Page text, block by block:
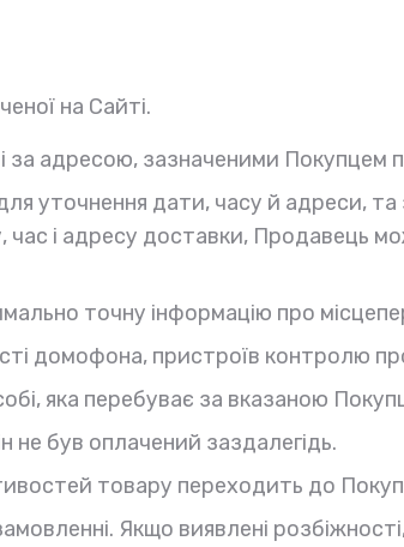
на Сайті.
за адресою, зазначеними Покупцем
уточнення дати, часу й адреси,
і адресу доставки, Продавець
точну інформацію про
домофона, пристроїв контролю
яка перебуває за вказаною
не був оплачений заздалегідь.
товару переходить до
Якщо виявлені